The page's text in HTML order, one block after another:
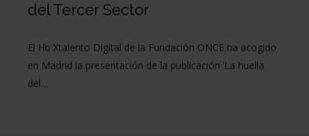
del Tercer Sector
El Hb Xtalento Digital de la Fundación ONCE ha acogido
en Madrid la presentación de la publicación ‘La huella
del…